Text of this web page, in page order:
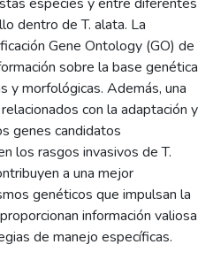
dentro de T. alata. La
Gene Ontology (GO) de
sobre la base genética
y morfológicas. Además, una
con la adaptación y
genes candidatos
los rasgos invasivos de T.
a una mejor
genéticos que impulsan la
información valiosa
de manejo específicas.